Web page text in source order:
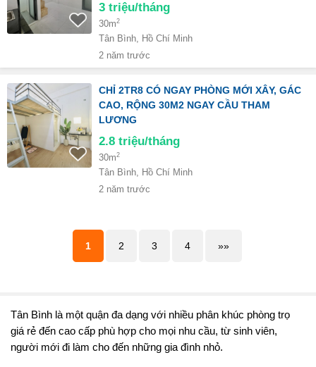
3 triệu/tháng
30m2
Tân Bình, Hồ Chí Minh
2 năm trước
CHỈ 2TR8 CÓ NGAY PHÒNG MỚI XÂY, GÁC
CAO, RỘNG 30M2 NGAY CẦU THAM
LƯƠNG
2.8 triệu/tháng
30m2
Tân Bình, Hồ Chí Minh
2 năm trước
1 2 3 4 »»
Tân Bình là một quận đa dạng với nhiều phân khúc phòng trọ
giá rẻ đến cao cấp phù hợp cho mọi nhu cầu, từ sinh viên,
người mới đi làm cho đến những gia đình nhỏ.